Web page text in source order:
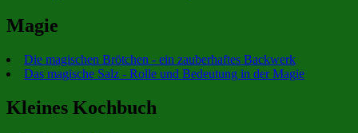
Magie
Die magischen Brötchen - ein zauberhaftes Backwerk
Das magische Salz - Rolle und Bedeutung in der Magie
Kleines Kochbuch